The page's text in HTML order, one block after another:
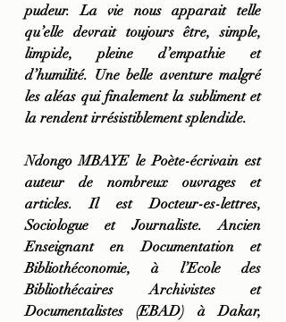
pudeur. La vie nous apparait telle
qu’elle devrait toujours être, simple,
limpide, pleine d’empathie et
d’humilité. Une belle aventure malgré
les aléas qui finalement la subliment et
la rendent irrésistiblement splendide.
Ndongo MBAYE le Poète-écrivain est
auteur de nombreux ouvrages et
articles. Il est Docteur-es-lettres,
Sociologue et Journaliste. Ancien
Enseignant en Documentation et
Bibliothéconomie, à l’Ecole des
Bibliothécaires Archivistes et
Documentalistes (EBAD) à Dakar,